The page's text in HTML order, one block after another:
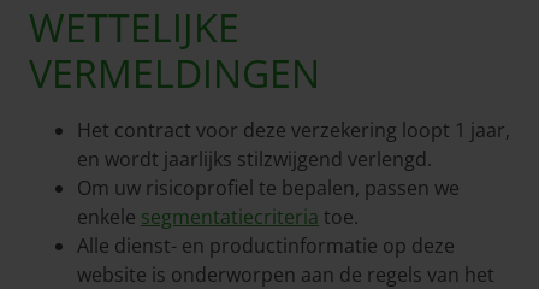
WETTELIJKE
VERMELDINGEN
Het contract voor deze verzekering loopt 1 jaar,
en wordt jaarlijks stilzwijgend verlengd.
Om uw risicoprofiel te bepalen, passen we
enkele segmentatiecriteria toe.
Alle dienst- en productinformatie op deze
website is onderworpen aan de regels van het